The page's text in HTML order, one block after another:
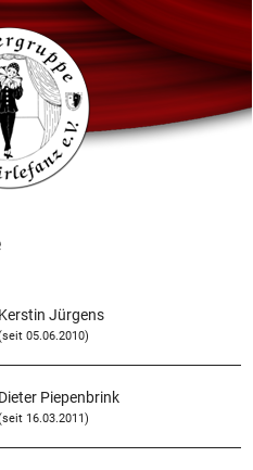
Kerstin Jürgens
05.06.2010)
Dieter Piepenbrink
16.03.2011)